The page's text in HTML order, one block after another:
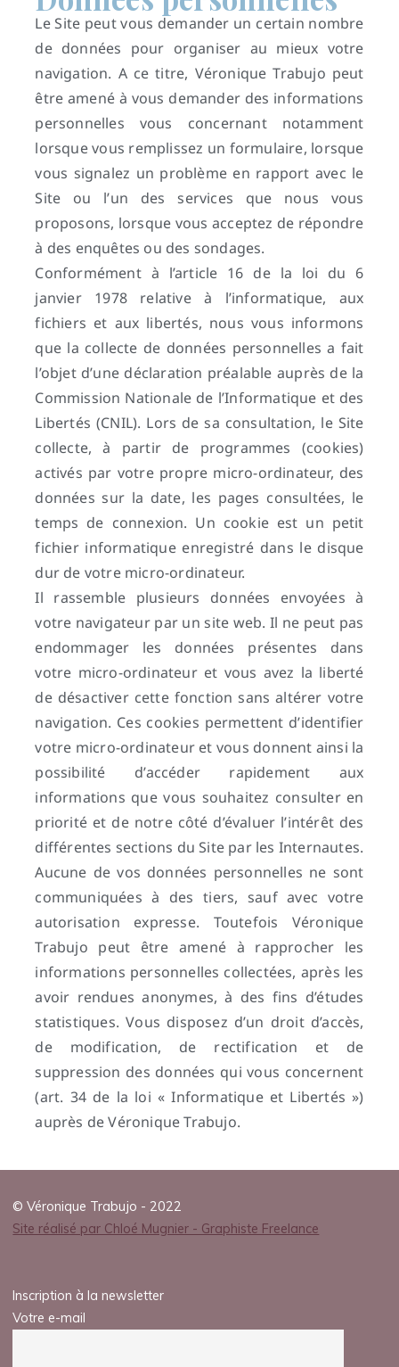
ti
o
n
s
l
é
g
a
l
e
s
Le Site peut vous demander un certain nombre
de données pour organiser au mieux votre
navigation. A ce titre, Véronique Trabujo peut
être amené à vous demander des informations
personnelles vous concernant notamment
lorsque vous remplissez un formulaire, lorsque
vous signalez un problème en rapport avec le
Site ou l’un des services que nous vous
proposons, lorsque vous acceptez de répondre
à des enquêtes ou des sondages.
Conformément à l’article 16 de la loi du 6
janvier 1978 relative à l’informatique, aux
fichiers et aux libertés, nous vous informons
que la collecte de données personnelles a fait
l’objet d’une déclaration préalable auprès de la
Commission Nationale de l’Informatique et des
Libertés (CNIL). Lors de sa consultation, le Site
collecte, à partir de programmes (cookies)
activés par votre propre micro-ordinateur, des
données sur la date, les pages consultées, le
temps de connexion. Un cookie est un petit
fichier informatique enregistré dans le disque
dur de votre micro-ordinateur.
Il rassemble plusieurs données envoyées à
votre navigateur par un site web. Il ne peut pas
endommager les données présentes dans
votre micro-ordinateur et vous avez la liberté
de désactiver cette fonction sans altérer votre
navigation. Ces cookies permettent d’identifier
votre micro-ordinateur et vous donnent ainsi la
possibilité d’accéder rapidement aux
informations que vous souhaitez consulter en
priorité et de notre côté d’évaluer l’intérêt des
différentes sections du Site par les Internautes.
Aucune de vos données personnelles ne sont
communiquées à des tiers, sauf avec votre
autorisation expresse. Toutefois Véronique
Trabujo peut être amené à rapprocher les
informations personnelles collectées, après les
avoir rendues anonymes, à des fins d’études
statistiques. Vous disposez d’un droit d’accès,
de modification, de rectification et de
suppression des données qui vous concernent
(art. 34 de la loi « Informatique et Libertés »)
auprès de Véronique Trabujo.
© Véronique Trabujo - 2022
Site réalisé par Chloé Mugnier - Graphiste Freelance
Inscription à la newsletter
Votre e-mail